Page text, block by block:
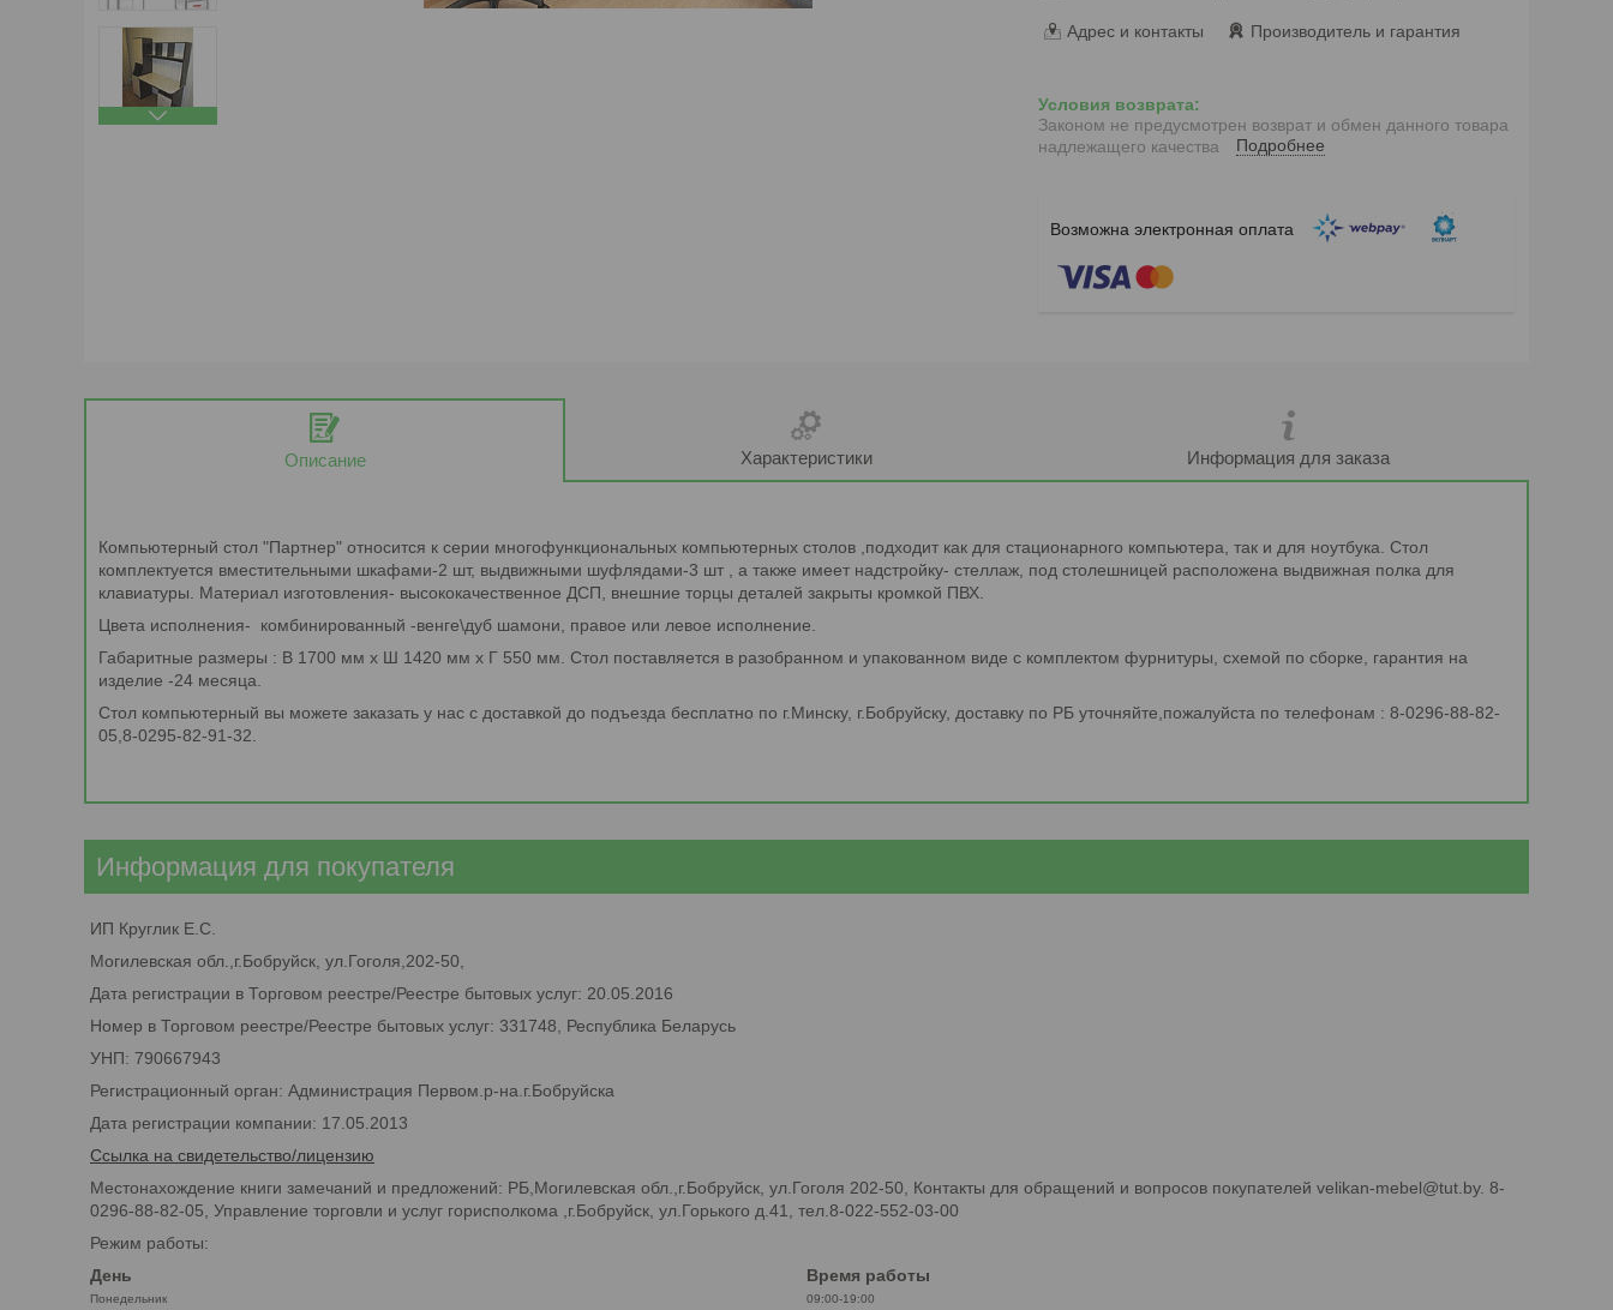
Адрес и контакты Производитель и гарантия
Законом не предусмотрен возврат и обмен данного товара
надлежащего качества
Подробнее
Описание Характеристики Информация для заказа
Компьютерный стол "Партнер" относится к серии многофункциональных компьютерных столов ,подходит как для стационарного компьютера, так и для ноутбука. Стол
комплектуется вместительными шкафами-2 шт, выдвижными шуфлядами-3 шт , а также имеет надстройку- стеллаж, под столешницей расположена выдвижная полка для
клавиатуры. Материал изготовления- высококачественное ДСП, внешние торцы деталей закрыты кромкой ПВХ.
Цвета исполнения- комбинированный -венге\дуб шамони, правое или левое исполнение.
Габаритные размеры : В 1700 мм х Ш 1420 мм х Г 550 мм. Стол поставляется в разобранном и упакованном виде с комплектом фурнитуры, схемой по сборке, гарантия на
изделие -24 месяца.
Стол компьютерный вы можете заказать у нас с доставкой до подъезда бесплатно по г.Минску, г.Бобруйску, доставку по РБ уточняйте,пожалуйста по телефонам : 8-0296-88-82-
05,8-0295-82-91-32.
Информация для покупателя
ИП Круглик Е.С.
Могилевская обл.,г.Бобруйск, ул.Гоголя,202-50,
Дата регистрации в Торговом реестре/Реестре бытовых услуг: 20.05.2016
Номер в Торговом реестре/Реестре бытовых услуг: 331748, Республика Беларусь
УНП: 790667943
Регистрационный орган: Администрация Первом.р-на.г.Бобруйска
Дата регистрации компании: 17.05.2013
Ссылка на свидетельство/лицензию
Местонахождение книги замечаний и предложений: РБ,Могилевская обл.,г.Бобруйск, ул.Гоголя 202-50, Контакты для обращений и вопросов покупателей velikan-mebel@tut.by. 8-
0296-88-82-05, Управление торговли и услуг горисполкома ,г.Бобруйск, ул.Горького д.41, тел.8-022-552-03-00
Режим работы:
День
Время работы
Понедельник 09:00-19:00